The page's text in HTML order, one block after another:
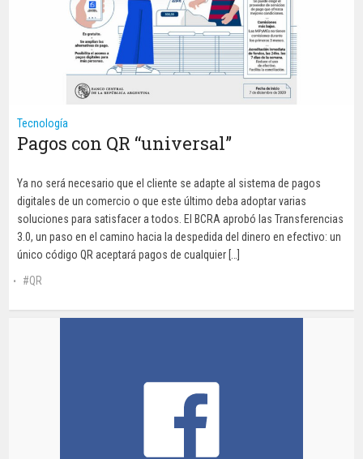
Tecnología
Pagos con QR “universal”
Ya no será necesario que el cliente se adapte al sistema de pagos
digitales de un comercio o que este último deba adoptar varias
soluciones para satisfacer a todos. El BCRA aprobó las Transferencias
3.0, un paso en el camino hacia la despedida del dinero en efectivo: un
único código QR aceptará pagos de cualquier […]
QR